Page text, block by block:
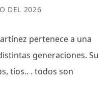
DEL 2026
pertenece a una
generaciones. Su
tíos.. . todos son